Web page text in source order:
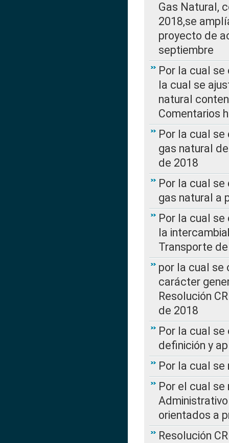
Gas Natural,
2018,se
proyecto de
septiembre
Por la cual se
la cual se
natural
Comentarios
Por la cual
gas natural
de 2018
Por la cual
gas natural a
Por la cual
la
Transporte
por la cual se
carácter
Resolución
de 2018
Por la cual
definición y
Por la cual
Por el cual
orientados a
Resolución